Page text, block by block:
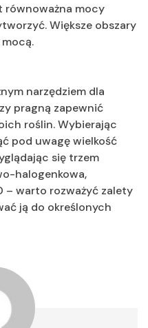
równoważna mocy
Większe obszary
narzędziem dla
pragną zapewnić
roślin. Wybierając
pod uwagę wielkość
się trzem
halogenkowa,
– warto rozważyć zalety
ją do określonych